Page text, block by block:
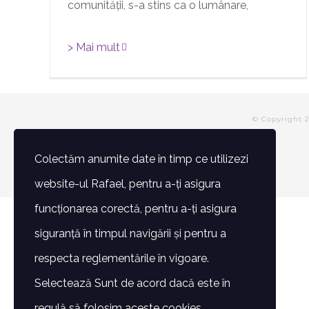
comunității, s-a stins ca o lumânare,
> Mai mult
© Copyright
Colectăm anumite date în timp ce utilizezi
website-ul Rafael, pentru a-ți asigura
funcționarea corectă, pentru a-ți asigura
siguranță în timpul navigării și pentru a
respecta reglementările în vigoare.
Selectează Sunt de acord dacă este în